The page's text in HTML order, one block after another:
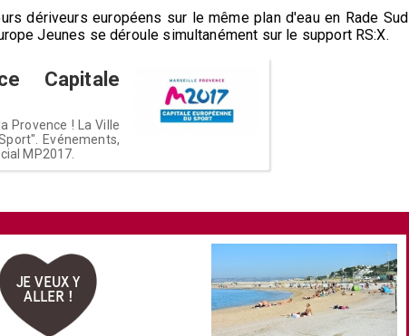
dériveurs européens sur le même plan d'eau en Rade Sud
Jeunes se déroule simultanément sur le support RS:X.
Capitale
Provence ! La Ville
Evénements,
MP2017.
JE VEUX Y
ALLER !